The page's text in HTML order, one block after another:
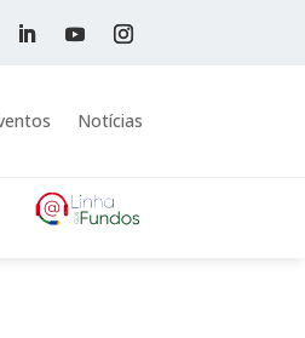
Notícias